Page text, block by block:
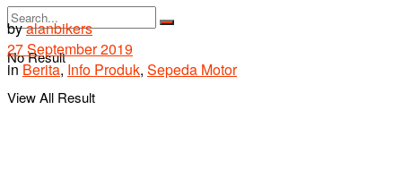
No Result
View All Result
byalanbikers
27 September 2019
in Berita,Info Produk, Sepeda Motor